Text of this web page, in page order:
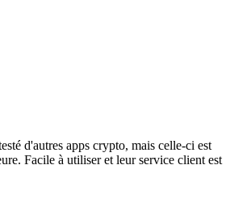
d'autres apps crypto, mais celle-ci est
Facile à utiliser et leur service client est